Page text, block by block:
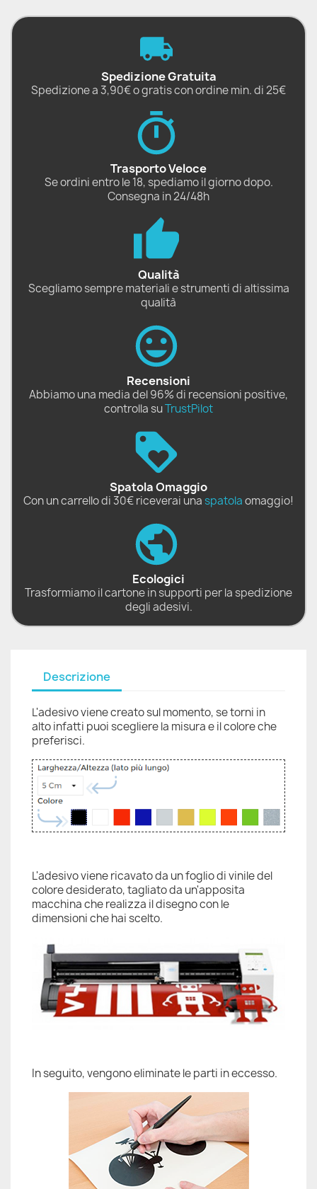
Spedizione Gratuita
Spedizione a 3,90€ o gratis con ordine min. di 25€
Trasporto Veloce
Se ordini entro le 18, spediamo il giorno dopo.
Consegna in 24/48h
Qualità
Scegliamo sempre materiali e strumenti di altissima
qualità
Recensioni
Abbiamo una media del 96% di recensioni positive,
controlla suTrustPilot
Spatola Omaggio
Con un carrello di 30€ riceverai una spatolaomaggio!
Ecologici
Trasformiamo il cartone in supporti per la spedizione
degli adesivi.
Descrizione
L'adesivo viene creato sul momento, se torni in
alto infatti puoi scegliere la misura e il colore che
preferisci.
L'adesivo viene ricavato da un foglio di vinile del
colore desiderato, tagliato da un'apposita
macchina che realizza il disegno con le
dimensioni che hai scelto.
In seguito, vengono eliminate le parti in eccesso.